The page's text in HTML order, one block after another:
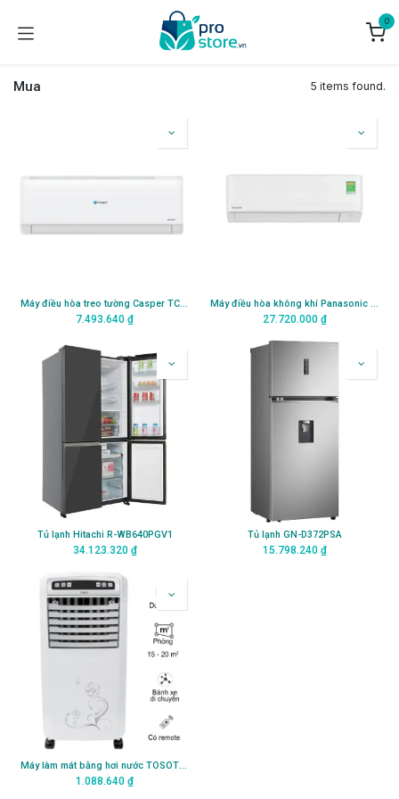
0
Mua 5 items found.
Máy điều hòa treo tường Casper TC-09IS35
7.493.640 ₫
Máy điều hòa không khí Panasonic CU/CS-RU18AKH-8
27.720.000₫
Tủ lạnh Hitachi R-WB640PGV1
34.123.320₫
Tủ lạnh GN-D372PSA
15.798.240₫
Máy làm mát bằng hơi nước TOSOT (gồm remote) KSWK- 0503D
1.088.640 ₫